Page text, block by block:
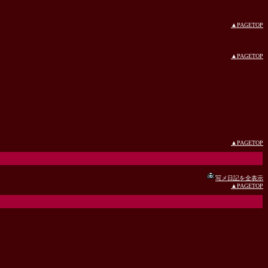
▲PAGETOP
▲PAGETOP
▲PAGETOP
写メ日記を全表示
▲PAGETOP